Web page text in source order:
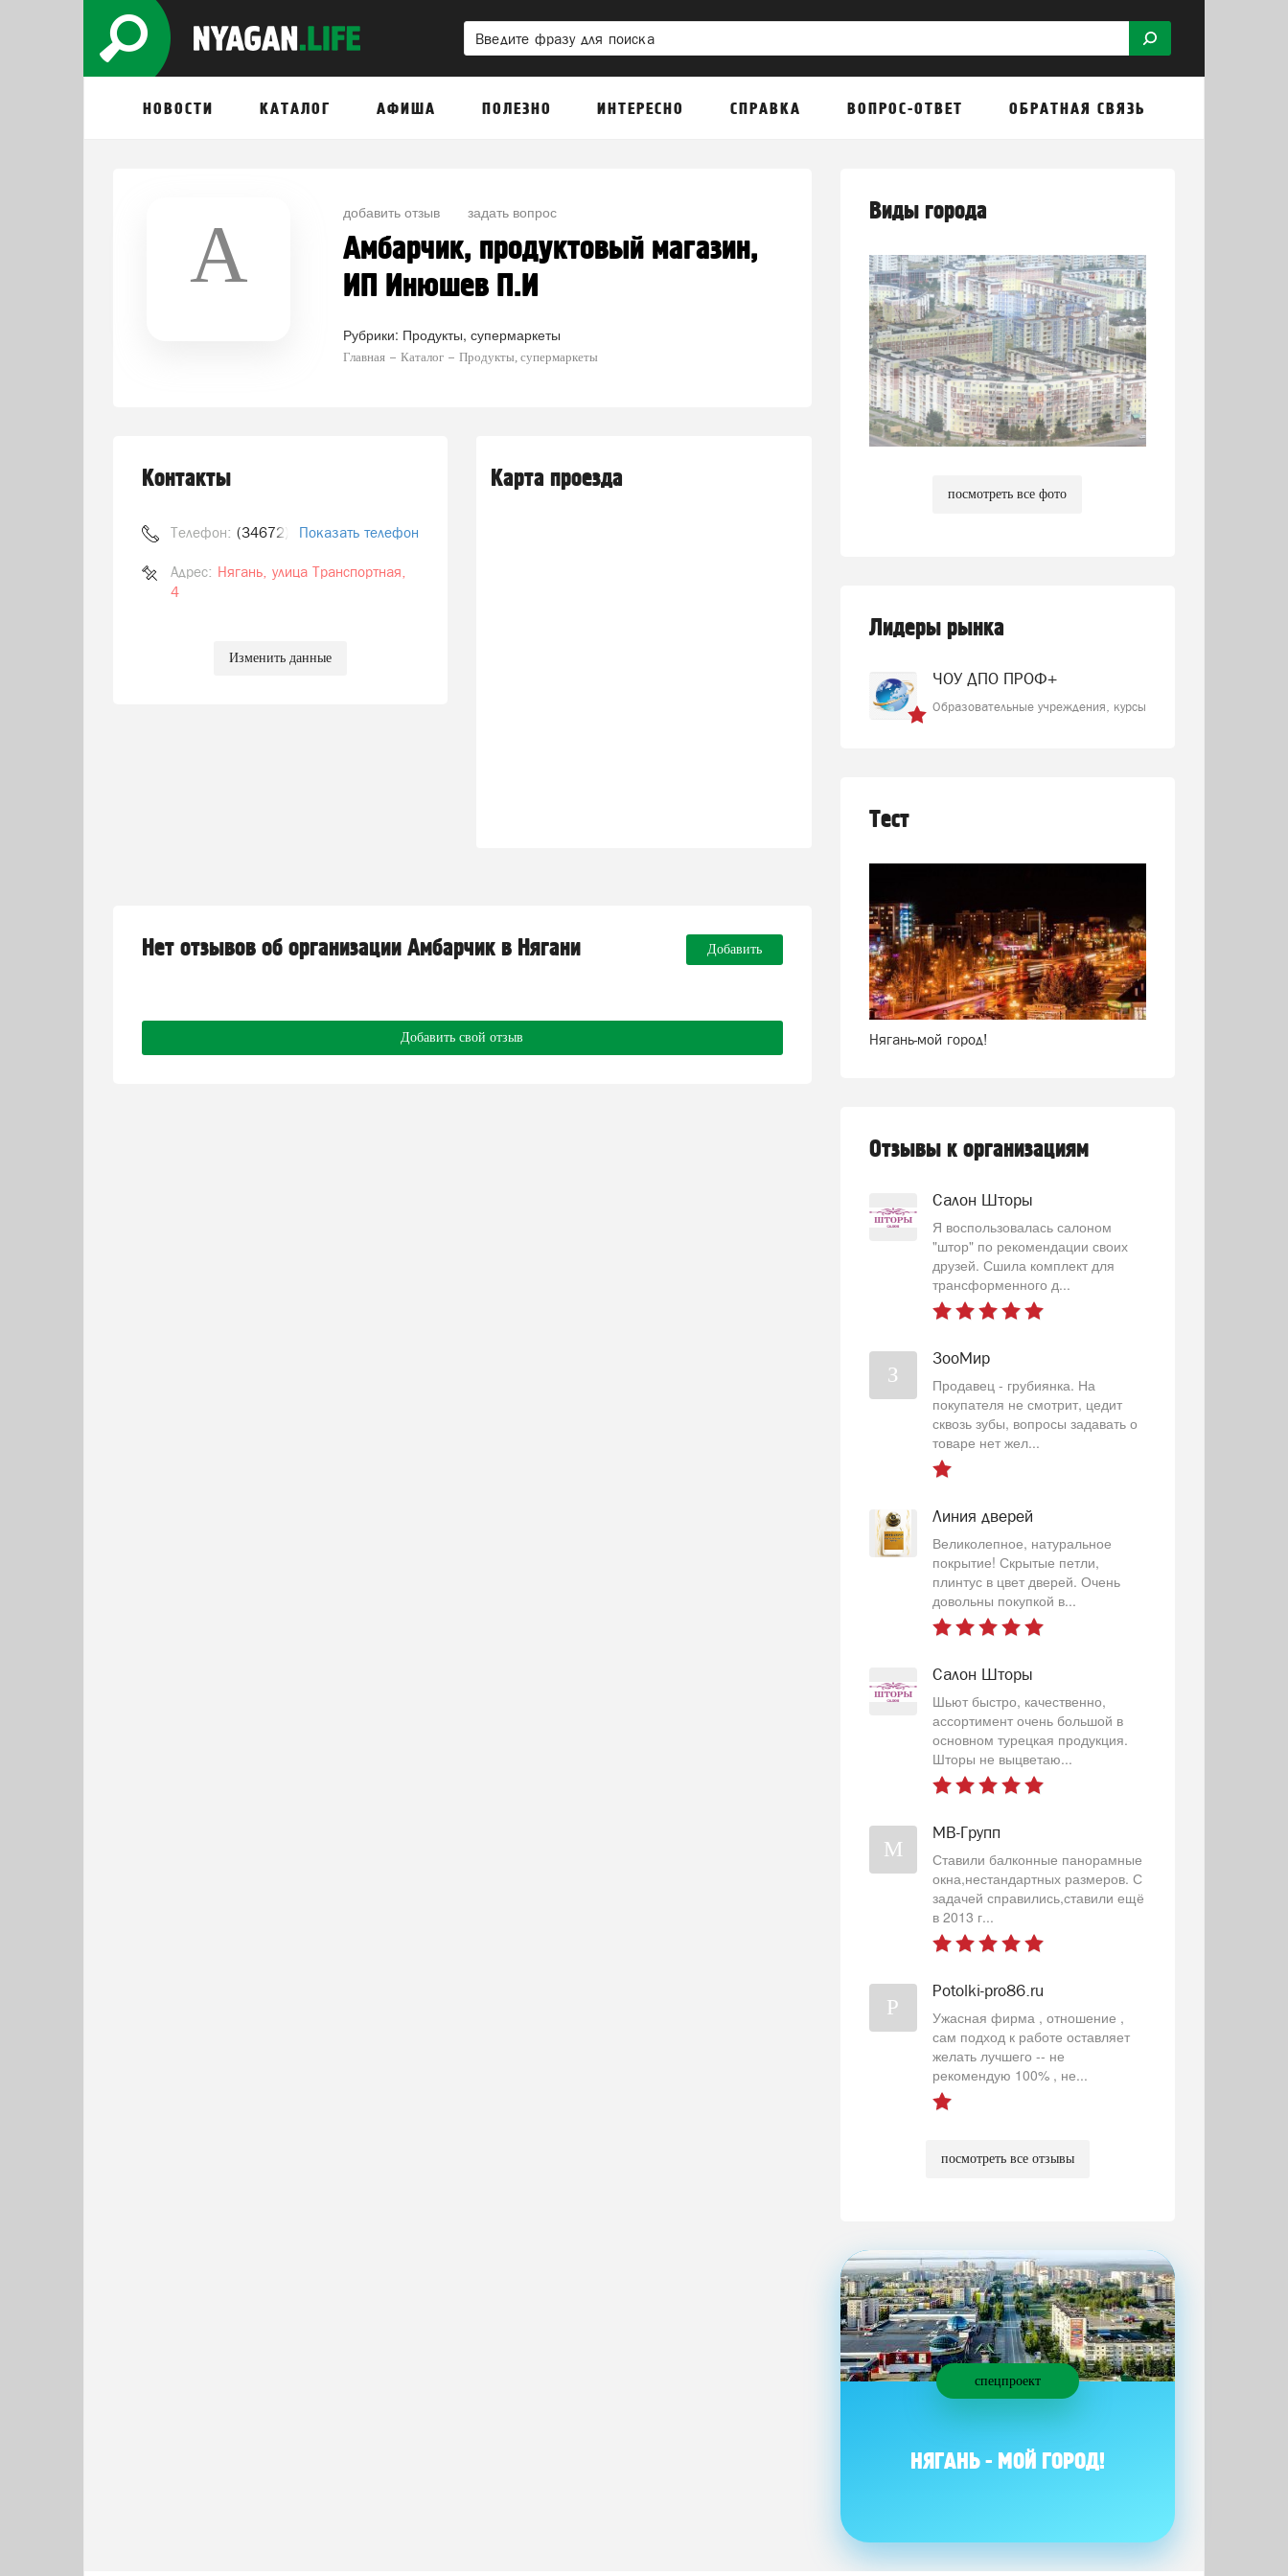
НОВОСТИ КАТАЛОГ АФИША ПОЛЕЗНО ИНТЕРЕСНО СПРАВКА ВОПРОС-ОТВЕТ ОБРАТНАЯ СВЯЗЬ
А добавить отзыв задать вопрос
Амбарчик, продуктовый магазин,
ИП Инюшев П.И
Рубрики: Продукты, супермаркеты
Главная Каталог Продукты, супермаркеты
Контакты
Телефон: (34672) 3-02-18Показать телефон
Адрес: Нягань, улица Транспортная,
4
Изменить данные
Карта проезда
Нет отзывов об организации Амбарчик в Нягани Добавить
Добавить свой отзыв
Виды города
посмотреть все фото
Лидеры рынка
ЧОУ ДПО ПРОФ+
Образовательные учреждения, курсы
Тест
Нягань-мой город!
Отзывы к организациям
Салон Шторы
Я воспользовалась салоном
"штор" по рекомендации своих
друзей. Сшила комплект для
трансформенного д...
З
ЗооМир
Продавец - грубиянка. На
покупателя не смотрит, цедит
сквозь зубы, вопросы задавать о
товаре нет жел...
Линия дверей
Великолепное, натуральное
покрытие! Скрытые петли,
плинтус в цвет дверей. Очень
довольны покупкой в...
Салон Шторы
Шьют быстро, качественно,
ассортимент очень большой в
основном турецкая продукция.
Шторы не выцветаю...
М
МВ-Групп
Ставили балконные панорамные
окна,нестандартных размеров. С
задачей справились,ставили ещё
в 2013 г...
P
Potolki-pro86.ru
Ужасная фирма , отношение ,
сам подход к работе оставляет
желать лучшего -- не
рекомендую 100% , не...
посмотреть все отзывы
спецпроект
НЯГАНЬ - МОЙ ГОРОД!